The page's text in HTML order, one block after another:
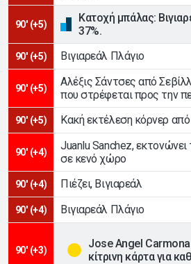
90' (+5)
Κατοχή μπάλας:
37%.
90' (+5) Βιγιαρεάλ Πλάγιο
90' (+5)
Αλέξις Σάντσες από
που στρέφεται προς την
90' (+5) Κακή εκτέλεση κόρνερ
90' (+4)
Juanlu Sanchez, εκτονώνει
σε κενό χώρο
90' (+4) Πιέζει, Βιγιαρεάλ
90' (+4) Βιγιαρεάλ Πλάγιο
90' (+3)
Jose Angel
κίτρινη κάρτα για